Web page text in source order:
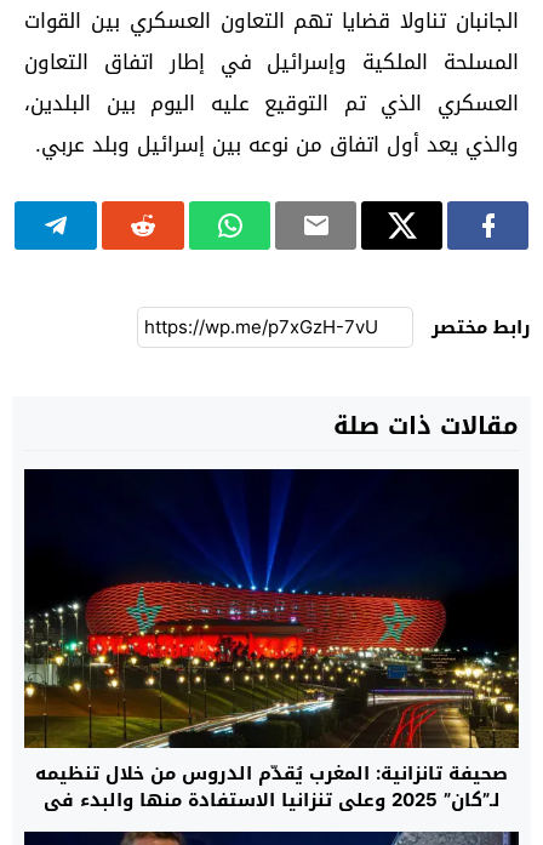
الجانبان تناولا قضايا تهم التعاون العسكري بين القوات
المسلحة الملكية وإسرائيل في إطار اتفاق التعاون
العسكري الذي تم التوقيع عليه اليوم بين البلدين،
والذي يعد أول اتفاق من نوعه بين إسرائيل وبلد عربي.
رابط مختصر
مقالات ذات صلة
صحيفة تانزانية: المغرب يُقدّم الدروس من خلال تنظيمه
لـ”كان” 2025 وعلى تنزانيا الاستفادة منها والبدء في
التحضير من الآن لنسخة 2027